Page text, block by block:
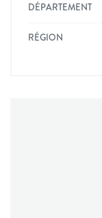
DÉPARTEMENT
RÉGION